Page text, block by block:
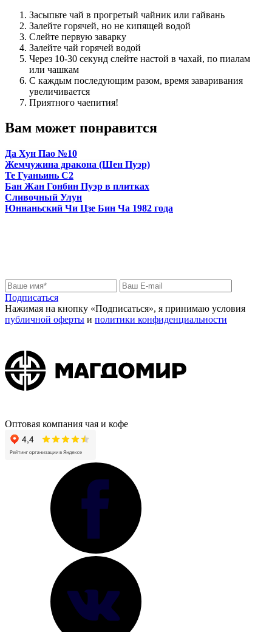
Засыпьте чай в прогретый чайник или гайвань
Залейте горячей, но не кипящей водой
Слейте первую заварку
Залейте чай горячей водой
Через 10-30 секунд слейте настой в чахай, по пиалам
или чашкам
С каждым последующим разом, время заваривания
увеличивается
Приятного чаепития!
Вам может понравится
Да Хун Пао №10
Жемчужина дракона (Шен Пуэр)
Те Гуаньинь С2
Бан Жан Гонбин Пуэр в плитках
Сливочный Улун
Юннаньский Чи Цзе Бин Ча 1982 года
Подписаться
Нажимая на кнопку «Подписаться», я принимаю условия
публичной оферты и политики конфиденциальности
Оптовая компания чая и кофе